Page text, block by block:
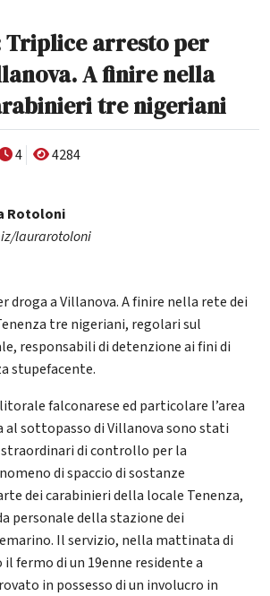
Triplice arresto per
A finire nella
tre nigeriani
4
4284
Rotoloni
laurarotoloni
droga a Villanova. A finire nella rete dei
tre nigeriani, regolari sul
responsabili di detenzione ai fini di
stupefacente.
falconarese ed particolare l’area
sottopasso di Villanova sono stati
di controllo per la
di spaccio di sostanze
dei carabinieri della locale Tenenza,
personale della stazione dei
Il servizio, nella mattinata di
fermo di un 19enne residente a
in possesso di un involucro in